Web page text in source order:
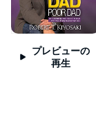
プレビューの
再生